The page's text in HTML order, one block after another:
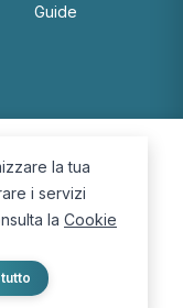
Guide
la tua
i servizi
la Cookie